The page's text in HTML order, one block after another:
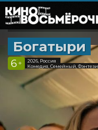
Богатыри
6 +
2026, Россия
Комедия, Семейный, Фэнтези